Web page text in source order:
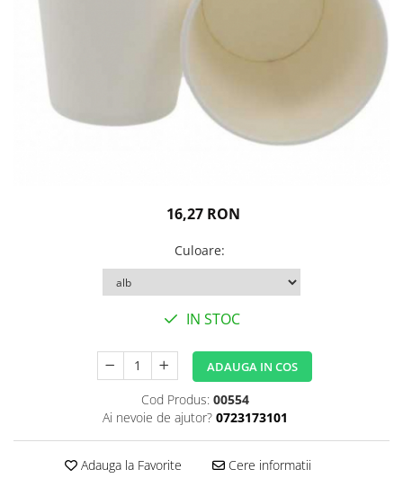
16,27 RON
Culoare:
IN STOC
ADAUGA IN COS
Cod Produs: 00554
Ai nevoie de ajutor? 0723173101
Adauga la Favorite Cere informatii